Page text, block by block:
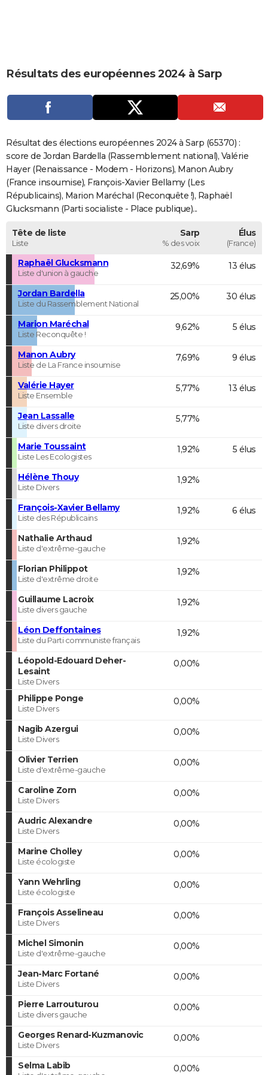
Carte de Noël
Carte Bonne année
Carte Saint-Valentin
Carte Pâques
Carte d'anniversaire
DICTIONNAIRE
COPAINS D'AVANT
S'inscrire
Se connecter
Lycées
Collèges
Primaires
Universités
Entreprises
Service militaire
Avis de recherche
AVIS DE DÉCÈS
FORUM
Bricolage
Lifestyle
Culture
Sport
Auto
Television
Voyage
Cinema
Résultats des européennes 2024 à Sarp
Résultat des élections européennes 2024 à Sarp (65370) :
score de Jordan Bardella (Rassemblement national), Valérie
Hayer (Renaissance - Modem - Horizons), Manon Aubry
(France insoumise), François-Xavier Bellamy (Les
Républicains), Marion Maréchal (Reconquête !), Raphaël
Glucksmann (Parti socialiste - Place publique)...
Tête de liste
Liste
Sarp
% des voix
Élus
(France)
Raphaël Glucksmann
Liste d'union à gauche
32,69% 13 élus
Jordan Bardella
Liste du Rassemblement National
25,00% 30 élus
Marion Maréchal
Liste Reconquête !
9,62% 5 élus
Manon Aubry
Liste de La France insoumise
7,69% 9 élus
Valérie Hayer
Liste Ensemble
5,77% 13 élus
Jean Lassalle
Liste divers droite
5,77%
Marie Toussaint
Liste Les Ecologistes
1,92% 5 élus
Hélène Thouy
Liste Divers
1,92%
François-Xavier Bellamy
Liste des Républicains
1,92% 6 élus
Nathalie Arthaud
Liste d'extrême-gauche
1,92%
Florian Philippot
Liste d'extrême droite
1,92%
Guillaume Lacroix
Liste divers gauche
1,92%
Léon Deffontaines
Liste du Parti communiste français
1,92%
Léopold-Edouard Deher-
Lesaint
Liste Divers
0,00%
Philippe Ponge
Liste Divers
0,00%
Nagib Azergui
Liste Divers
0,00%
Olivier Terrien
Liste d'extrême-gauche
0,00%
Caroline Zorn
Liste Divers
0,00%
Audric Alexandre
Liste Divers
0,00%
Marine Cholley
Liste écologiste
0,00%
Yann Wehrling
Liste écologiste
0,00%
François Asselineau
Liste Divers
0,00%
Michel Simonin
Liste d'extrême-gauche
0,00%
Jean-Marc Fortané
Liste Divers
0,00%
Pierre Larrouturou
Liste divers gauche
0,00%
Georges Renard-Kuzmanovic
Liste Divers
0,00%
Selma Labib 0,00%